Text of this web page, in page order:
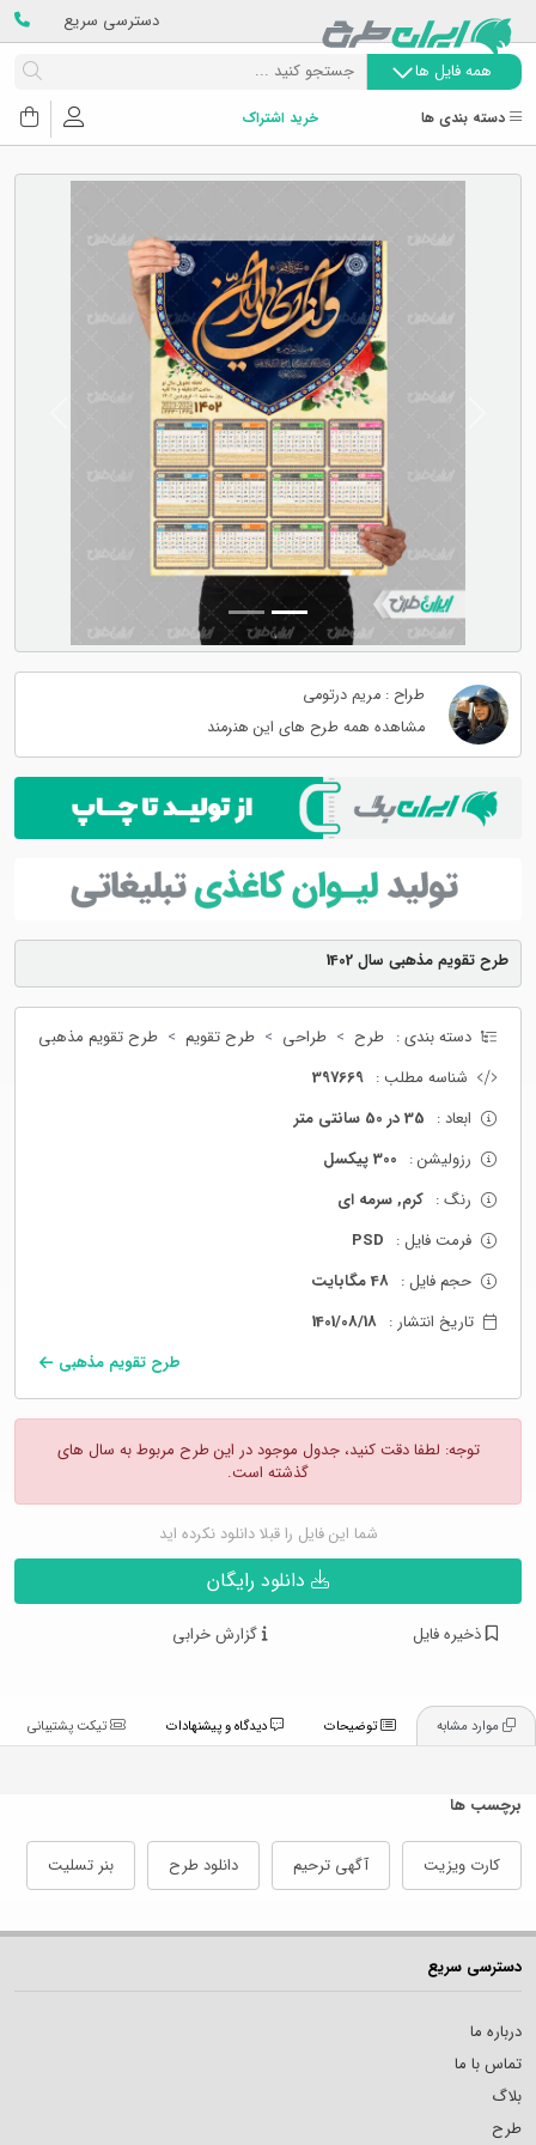
دسترسی سریع
همه فایل ها
دسته بندی ها خرید اشتراک
طرح تقویم مذهبی سال 1402
دسته بندی : طرح طراحی طرح تقویم
طرح تقویم مذهبی
شناسه مطلب : 397669
ابعاد : 35 در 50 سانتی متر
رزولیشن : 300 پیکسل
رنگ : کرم, سرمه ای
فرمت فایل : PSD
حجم فایل : 48 مگابایت
تاریخ انتشار : 1401/08/18
طرح تقویم مذهبی
توجه: لطفا دقت کنید، جدول موجود در این طرح مربوط به سال های
گذشته است.
شما این فایل را قبلا دانلود نکرده اید
دانلود رایگان
ذخیره فایل گزارش خرابی
طراح : مریم درتومی
مشاهده همه طرح های این هنرمند
توضیحات تیکت پشتیبانی
برچسب ها
کارت ویزیت آگهی ترحیم دانلود طرح بنر تسلیت
دسترسی سریع
درباره ما
تماس با ما
بلاگ
طرح